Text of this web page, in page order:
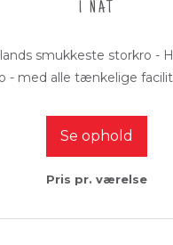
1 NAT
smukkeste storkro -
- med alle tænkelige
Se ophold
Pris pr. værelse